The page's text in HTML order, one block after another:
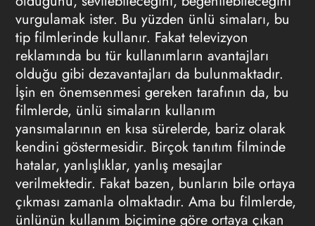
vurgulamak ister. Bu yüzden ünlü simaları, bu
tip filmlerinde kullanır. Fakat televizyon
reklamında bu tür kullanımların avantajları
olduğu gibi dezavantajları da bulunmaktadır.
İşin en önemsenmesi gereken tarafının da, bu
filmlerde, ünlü simaların kullanım
yansımalarının en kısa sürelerde, bariz olarak
kendini göstermesidir. Birçok tanıtım filminde
hatalar, yanlışlıklar, yanlış mesajlar
verilmektedir. Fakat bazen, bunların bile ortaya
çıkması zamanla olmaktadır. Ama bu filmlerde,
ünlünün kullanım biçimine göre ortaya çıkan